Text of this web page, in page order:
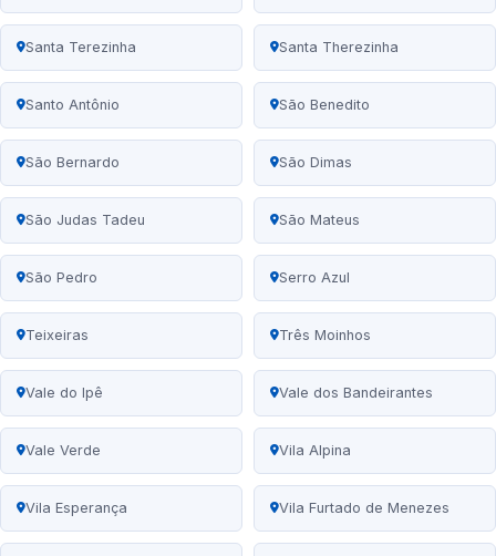
Santa Terezinha Santa Therezinha
Santo Antônio São Benedito
São Bernardo São Dimas
São Judas Tadeu São Mateus
São Pedro Serro Azul
Teixeiras Três Moinhos
Vale do Ipê Vale dos Bandeirantes
Vale Verde Vila Alpina
Vila Esperança Vila Furtado de Menezes